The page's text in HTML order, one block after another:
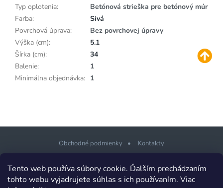
Tento web používa súbory cookie. Ďalším prechádzaním
tohto webu vyjadrujete súhlas s ich používaním. Viac
Typ oplotenia:
Betónová strieška pre betónový múr
Farba:
Sivá
Povrchová úprava:
Bez povrchovej úpravy
Výška (cm):
5.1
Šírka (cm):
34
Balenie:
1
Minimálna objednávka: 1
Obchodné podmienky Kontakty